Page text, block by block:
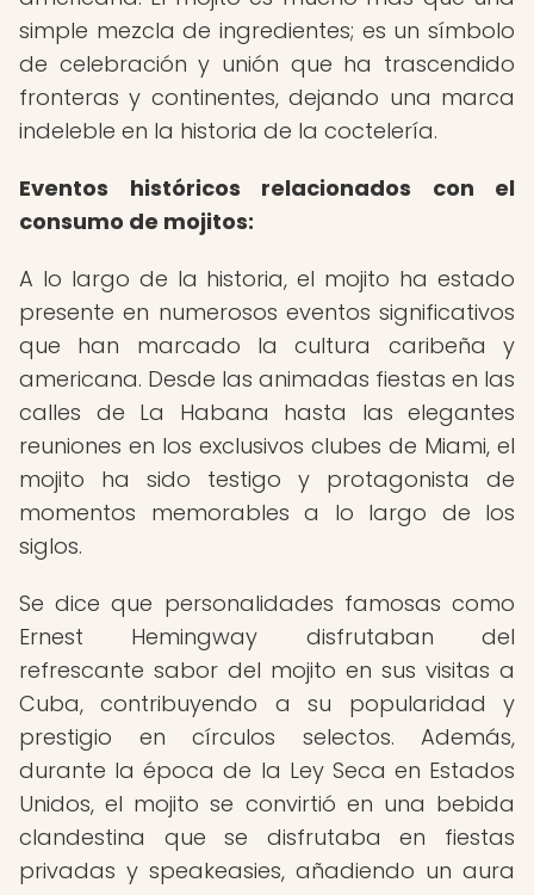
simple mezcla de ingredientes; es un símbolo
de celebración y unión que ha trascendido
fronteras y continentes, dejando una marca
indeleble en la historia de la coctelería.
Eventos históricos relacionados con el
consumo de mojitos:
A lo largo de la historia, el mojito ha estado
presente en numerosos eventos significativos
que han marcado la cultura caribeña y
americana. Desde las animadas fiestas en las
calles de La Habana hasta las elegantes
reuniones en los exclusivos clubes de Miami, el
mojito ha sido testigo y protagonista de
momentos memorables a lo largo de los
siglos.
Se dice que personalidades famosas como
Ernest Hemingway disfrutaban del
refrescante sabor del mojito en sus visitas a
Cuba, contribuyendo a su popularidad y
prestigio en círculos selectos. Además,
durante la época de la Ley Seca en Estados
Unidos, el mojito se convirtió en una bebida
clandestina que se disfrutaba en fiestas
privadas y speakeasies, añadiendo un aura